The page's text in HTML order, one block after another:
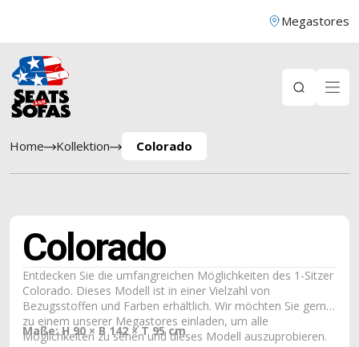
Megastores
Home Kollektion Colorado
Colorado
Entdecken Sie die umfangreichen Möglichkeiten des 1-Sitzer
Colorado. Dieses Modell ist in einer Vielzahl von
Bezugsstoffen und Farben erhältlich. Wir möchten Sie gerne
zu einem unserer Megastores einladen, um alle
Möglichkeiten zu sehen und dieses Modell auszuprobieren.
Maße: H 90 × B 142 × T 95 cm